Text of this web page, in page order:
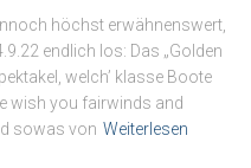
höchst erwähnenswert,
endlich los: Das „Golden
welch’ klasse Boote
wish you fairwinds and
sowas von Weiterlesen